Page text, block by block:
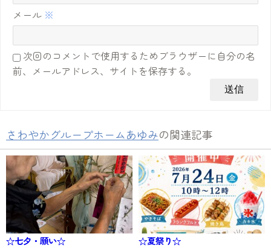
メール ※
次回のコメントで使用するためブラウザーに自分の名
前、メールアドレス、サイトを保存する。
さわやかグループホームあゆみの関連記事
☆七夕・願い☆ ☆夏祭り☆